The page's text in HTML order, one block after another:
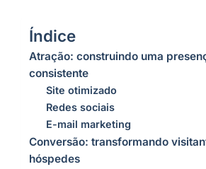
Índice
Atração: construindo uma
consistente
Site otimizado
Redes sociais
E-mail marketing
Conversão: transformando
hóspedes